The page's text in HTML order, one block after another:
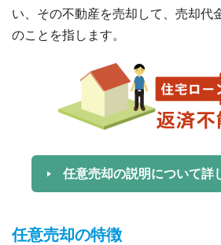
い、その不動産を売却して、売却代
のことを指します。
任意売却の説明について詳
任意売却の特徴